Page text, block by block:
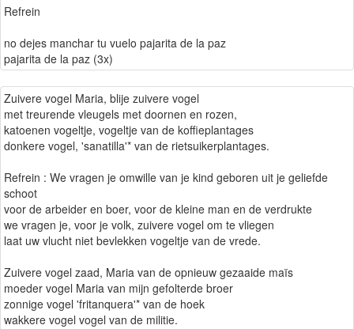
Refrein
no dejes manchar tu vuelo pajarita de la paz
pajarita de la paz (3x)
Zuivere vogel Maria, blije zuivere vogel
met treurende vleugels met doornen en rozen,
katoenen vogeltje, vogeltje van de koffieplantages
donkere vogel, 'sanatilla'* van de rietsuikerplantages.
Refrein : We vragen je omwille van je kind geboren uit je geliefde
schoot
voor de arbeider en boer, voor de kleine man en de verdrukte
we vragen je, voor je volk, zuivere vogel om te vliegen
laat uw vlucht niet bevlekken vogeltje van de vrede.
Zuivere vogel zaad, Maria van de opnieuw gezaaide maïs
moeder vogel Maria van mijn gefolterde broer
zonnige vogel 'fritanquera'* van de hoek
wakkere vogel vogel van de militie.